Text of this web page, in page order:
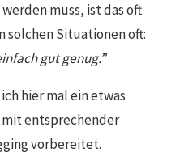
muss, ist das oft
solchen Situationen oft:
gut genug.”
hier mal ein etwas
entsprechender
vorbereitet.